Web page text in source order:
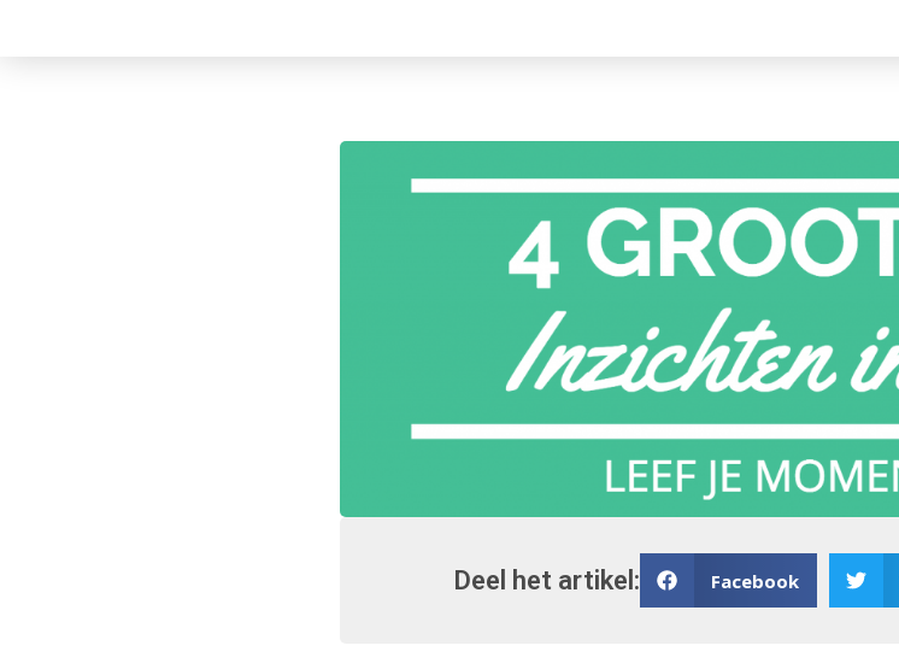
Deel het artikel: Facebook